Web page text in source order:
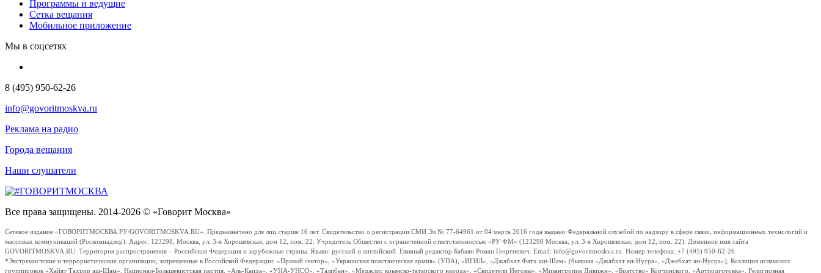
Программы и ведущие
Сетка вещания
Мобильное приложение
Мы в соцсетях
8 (495) 950-62-26
info@govoritmoskva.ru
Реклама на радио
Города вещания
Наши слушатели
Все права защищены. 2014-2026 © «Говорит Москва»
Сетевое издание «ГОВОРИТМОСКВА.РУ/GOVORITMOSKVA.RU». Предназначено для лиц старше 16 лет. Свидетельство о регистрации СМИ Эл № 77-64961 от 04 марта 2016 года выдано Федеральной службой по надзору в сфере связи, информационных технологий и
массовых коммуникаций (Роскомнадзор). Адрес: 123298, Москва, ул. 3-я Хорошевская, дом 12, пом. 22. Учредитель Общество с ограниченной ответственностью «РУ ФМ» (123298 Москва, ул. 3-я Хорошевская, дом 12, пом. 22). Доменное имя сайта
GOVORITMOSKVA.RU. Территория распространения – Российская Федерация и зарубежные страны. Языки: русский и английский. Главный редактор Бабаян Роман Георгиевич. Email: info@govoritmoskva.ru. Номер телефона: +7 (495) 950-62-26
*Экстремистские и террористические организации, запрещенные в Российской Федерации: «Правый сектор», «Украинская повстанческая армия» (УПА), «ИГИЛ», «Джабхат Фатх аш-Шам» (бывшая «Джабхат ан-Нусра», «Джебхат ан-Нусра»), Коалиция исламских
группировок «Хайят Тахрир аш-Шам», Национал-Большевистская партия, «Аль-Каида», «УНА-УНСО», «Талибан», «Меджлис крымско-татарского народа», «Свидетели Иеговы», «Мизантропик Дивижн», «Братство» Корчинского, «Артподготовка», Религиозная